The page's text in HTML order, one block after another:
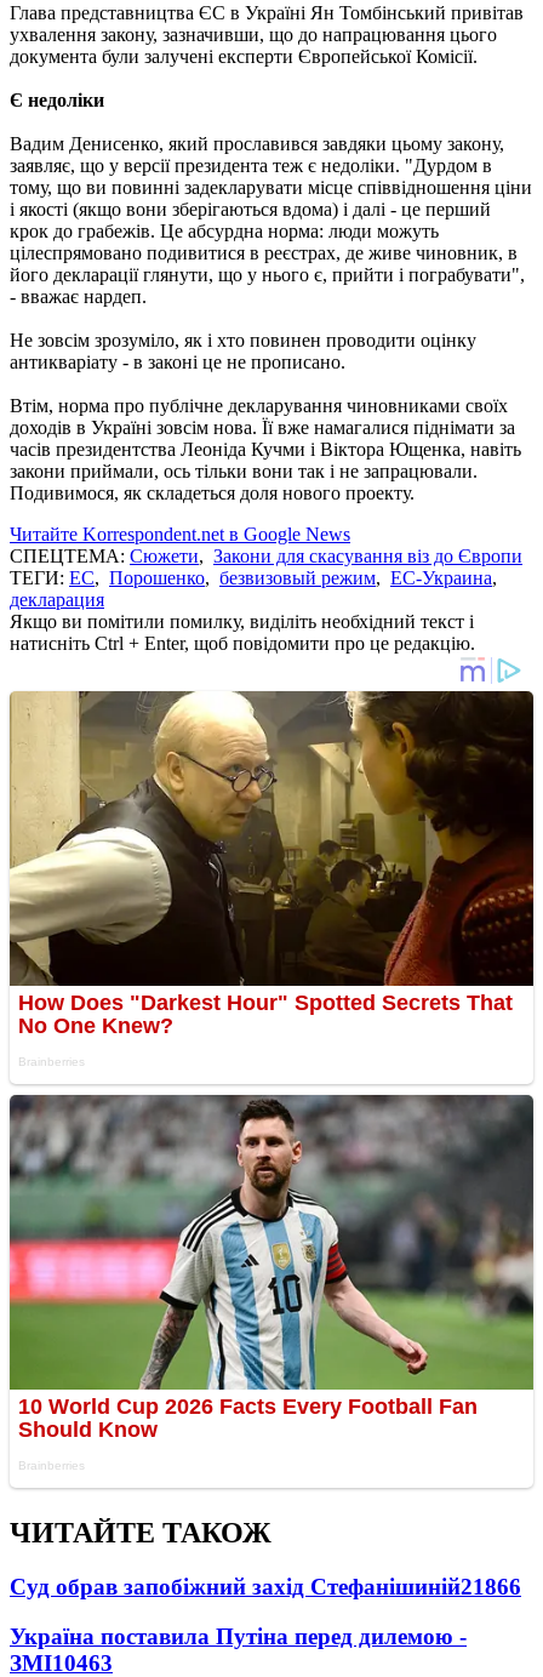
Глава представництва ЄС в Україні Ян Томбінський привітав
ухвалення закону, зазначивши, що до напрацювання цього
документа були залучені експерти Європейської Комісії.
Є недоліки
Вадим Денисенко, який прославився завдяки цьому закону,
заявляє, що у версії президента теж є недоліки. "Дурдом в
тому, що ви повинні задекларувати місце співвідношення ціни
і якості (якщо вони зберігаються вдома) і далі - це перший
крок до грабежів. Це абсурдна норма: люди можуть
цілеспрямовано подивитися в реєстрах, де живе чиновник, в
його декларації глянути, що у нього є, прийти і пограбувати",
- вважає нардеп.
Не зовсім зрозуміло, як і хто повинен проводити оцінку
антикваріату - в законі це не прописано.
Втім, норма про публічне декларування чиновниками своїх
доходів в Україні зовсім нова. Її вже намагалися піднімати за
часів президентства Леоніда Кучми і Віктора Ющенка, навіть
закони приймали, ось тільки вони так і не запрацювали.
Подивимося, як складеться доля нового проекту.
Читайте Korrespondent.net в Google News
СПЕЦТЕМА: Сюжети, Закони для скасування віз до Європи
ТЕГИ: ЕС, Порошенко, безвизовый режим, ЕС-Украина,
декларация
Якщо ви помітили помилку, виділіть необхідний текст і
натисніть Ctrl + Enter, щоб повідомити про це редакцію.
ЧИТАЙТЕ ТАКОЖ
Суд обрав запобіжний захід Стефанішиній21866
Україна поставила Путіна перед дилемою -
ЗМІ10463